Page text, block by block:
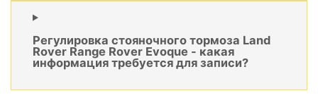
Регулировка стояночного тормоза Land
Rover Range Rover Evoque - какая
информация требуется для записи?